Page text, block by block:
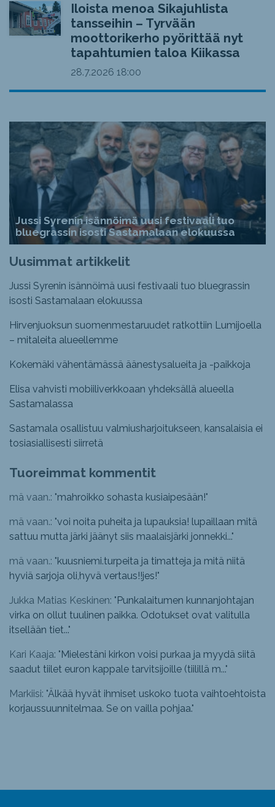
Iloista menoa Sikajuhlista
tansseihin – Tyrvään
moottorikerho pyörittää nyt
tapahtumien taloa Kiikassa
28.7.2026 18:00
Jussi Syrenin isännöimä uusi festivaali tuo
bluegrassin isosti Sastamalaan elokuussa
Uusimmat artikkelit
Jussi Syrenin isännöimä uusi festivaali tuo bluegrassin
isosti Sastamalaan elokuussa
Hirvenjuoksun suomenmestaruudet ratkottiin Lumijoella
– mitaleita alueellemme
Kokemäki vähentämässä äänestysalueita ja -paikkoja
Elisa vahvisti mobiiliverkkoaan yhdeksällä alueella
Sastamalassa
Sastamala osallistuu valmiusharjoitukseen, kansalaisia ei
tosiasiallisesti siirretä
Tuoreimmat kommentit
mä vaan.: "mahroikko sohasta kusiaipesään!"
mä vaan.: "voi noita puheita ja lupauksia! lupaillaan mitä
sattuu mutta järki jäänyt siis maalaisjärki jonnekki..."
mä vaan.: "kuusniemi.turpeita ja timatteja ja mitä niitä
hyviä sarjoja oli,hyvä vertaus!!jes!"
Jukka Matias Keskinen: "Punkalaitumen kunnanjohtajan
virka on ollut tuulinen paikka. Odotukset ovat valitulla
itsellään tiet..."
Kari Kaaja: "Mielestäni kirkon voisi purkaa ja myydä siitä
saadut tiilet euron kappale tarvitsijoille (tiilillä m..."
Markiisi: "Älkää hyvät ihmiset uskoko tuota vaihtoehtoista
korjaussuunnitelmaa. Se on vailla pohjaa."